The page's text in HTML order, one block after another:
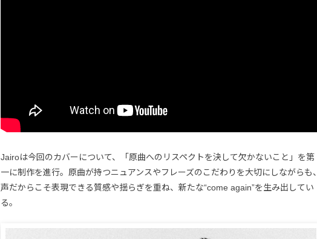
Jairoは今回のカバーについて、「原曲へのリスペクトを決して欠かないこと」を第
一に制作を進行。原曲が持つニュアンスやフレーズのこだわりを大切にしながらも、
声だからこそ表現できる質感や揺らぎを重ね、新たな“come again”を生み出してい
る。